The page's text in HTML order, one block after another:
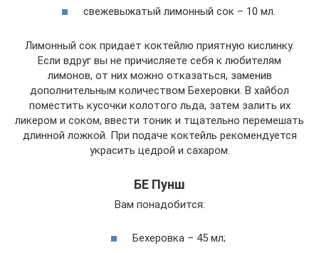
свежевыжатый лимонный сок – 10 мл.
Лимонный сок придает коктейлю приятную кислинку.
Если вдруг вы не причисляете себя к любителям
лимонов, от них можно отказаться, заменив
дополнительным количеством Бехеровки. В хайбол
поместить кусочки колотого льда, затем залить их
ликером и соком, ввести тоник и тщательно перемешать
длинной ложкой. При подаче коктейль рекомендуется
украсить цедрой и сахаром.
БЕ Пунш
Вам понадобится:
Бехеровка – 45 мл;